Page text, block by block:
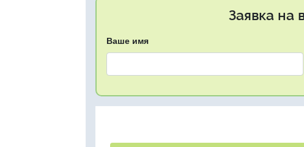
Заявка на
Ваше имя